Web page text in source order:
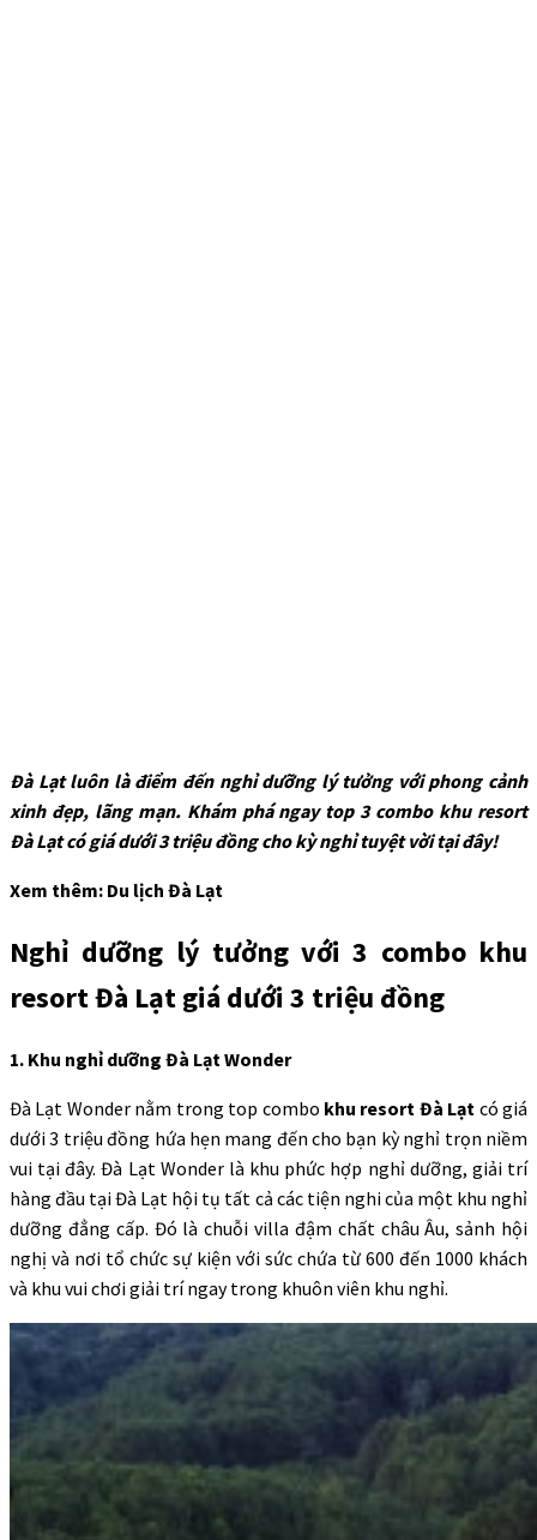
Đà Lạt luôn là điểm đến nghỉ dưỡng lý tưởng với phong cảnh
xinh đẹp, lãng mạn. Khám phá ngay top 3 combo khu resort
Đà Lạt có giá dưới 3 triệu đồng cho kỳ nghỉ tuyệt vời tại đây!
Xem thêm: Du lịch Đà Lạt
Nghỉ dưỡng lý tưởng với 3 combo khu
resort Đà Lạt giá dưới 3 triệu đồng
1. Khu nghỉ dưỡng Đà Lạt Wonder
Đà Lạt Wonder nằm trong top combo khu resort Đà Lạt có giá
dưới 3 triệu đồng hứa hẹn mang đến cho bạn kỳ nghỉ trọn niềm
vui tại đây.Đà Lạt Wonderlà khu phức hợp nghỉ dưỡng, giải trí
hàng đầu tại Đà Lạt hội tụ tất cả các tiện nghi của một khu nghỉ
dưỡng đẳng cấp. Đó là chuỗi villa đậm chất châu Âu, sảnh hội
nghị và nơi tổ chức sự kiện với sức chứa từ 600 đến 1000 khách
và khu vui chơi giải trí ngay trong khuôn viên khu nghỉ.